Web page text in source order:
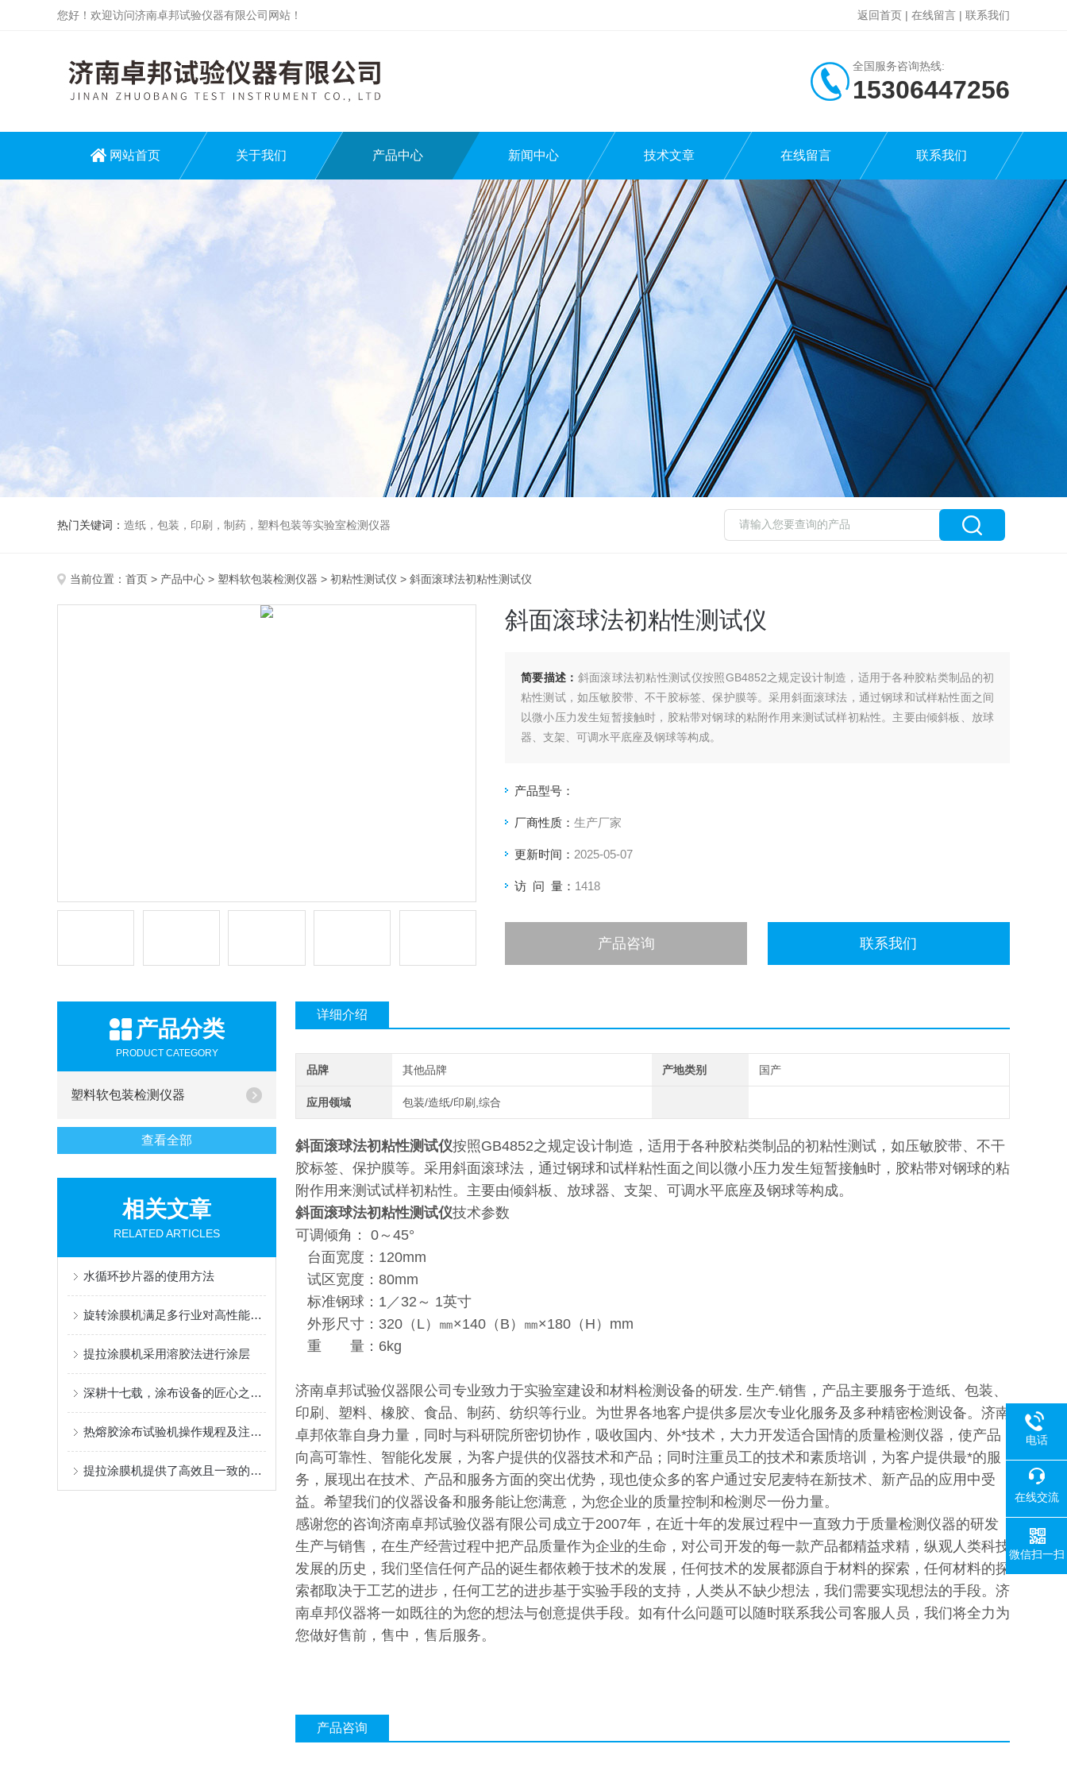
您好！欢迎访问济南卓邦试验仪器有限公司网站！ 返回首页 | 在线留言 | 联系我们
全国服务咨询热线:
15306447256
网站首页 关于我们 产品中心 新闻中心 技术文章 在线留言 联系我们
热门关键词： 造纸，包装，印刷，制药，塑料包装等实验室检测仪器
当前位置： 首页 > 产品中心 > 塑料软包装检测仪器 > 初粘性测试仪 > 斜面滚球法初粘性测试仪
斜面滚球法初粘性测试仪
简要描述： 斜面滚球法初粘性测试仪按照GB4852之规定设计制造，适用于各种胶粘类制品的初
粘性测试，如压敏胶带、不干胶标签、保护膜等。采用斜面滚球法，通过钢球和试样粘性面之间
以微小压力发生短暂接触时，胶粘带对钢球的粘附作用来测试试样初粘性。主要由倾斜板、放球
器、支架、可调水平底座及钢球等构成。
产品型号：
厂商性质： 生产厂家
更新时间： 2025-05-07
访 问 量： 1418
产品咨询 联系我们
产品分类
PRODUCT CATEGORY
塑料软包装检测仪器
查看全部
相关文章
RELATED ARTICLES
水循环抄片器的使用方法
旋转涂膜机满足多行业对高性能薄膜的制备需求
提拉涂膜机采用溶胶法进行涂层
深耕十七载，涂布设备的匠心之选 ——AT-TB-300C 多功能涂布试验机
热熔胶涂布试验机操作规程及注意事项
提拉涂膜机提供了高效且一致的涂覆解决方案
详细介绍
品牌 其他品牌 产地类别 国产
应用领域 包装/造纸/印刷,综合
斜面滚球法初粘性测试仪按照GB4852之规定设计制造，适用于各种胶粘类制品的初粘性测试，如压敏胶带、不干
胶标签、保护膜等。采用斜面滚球法，通过钢球和试样粘性面之间以微小压力发生短暂接触时，胶粘带对钢球的粘
附作用来测试试样初粘性。主要由倾斜板、放球器、支架、可调水平底座及钢球等构成。
斜面滚球法初粘性测试仪技术参数
可调倾角： 0～45°
台面宽度：120mm
试区宽度：80mm
标准钢球：1／32～ 1英寸
外形尺寸：320（L）㎜×140（B）㎜×180（H）mm
重 量：6kg
济南卓邦试验仪器限公司专业致力于实验室建设和材料检测设备的研发. 生产.销售，产品主要服务于造纸、包装、
印刷、塑料、橡胶、食品、制药、纺织等行业。为世界各地客户提供多层次专业化服务及多种精密检测设备。济南
卓邦依靠自身力量，同时与科研院所密切协作，吸收国内、外*技术，大力开发适合国情的质量检测仪器，使产品
向高可靠性、智能化发展，为客户提供的仪器技术和产品；同时注重员工的技术和素质培训，为客户提供最*的服
务，展现出在技术、产品和服务方面的突出优势，现也使众多的客户通过安尼麦特在新技术、新产品的应用中受
益。希望我们的仪器设备和服务能让您满意，为您企业的质量控制和检测尽一份力量。
感谢您的咨询济南卓邦试验仪器有限公司成立于2007年，在近十年的发展过程中一直致力于质量检测仪器的研发
生产与销售，在生产经营过程中把产品质量作为企业的生命，对公司开发的每一款产品都精益求精，纵观人类科技
发展的历史，我们坚信任何产品的诞生都依赖于技术的发展，任何技术的发展都源自于材料的探索，任何材料的探
索都取决于工艺的进步，任何工艺的进步基于实验手段的支持，人类从不缺少想法，我们需要实现想法的手段。济
南卓邦仪器将一如既往的为您的想法与创意提供手段。如有什么问题可以随时联系我公司客服人员，我们将全力为
您做好售前，售中，售后服务。
产品咨询
电话
在线交流
微信扫一扫